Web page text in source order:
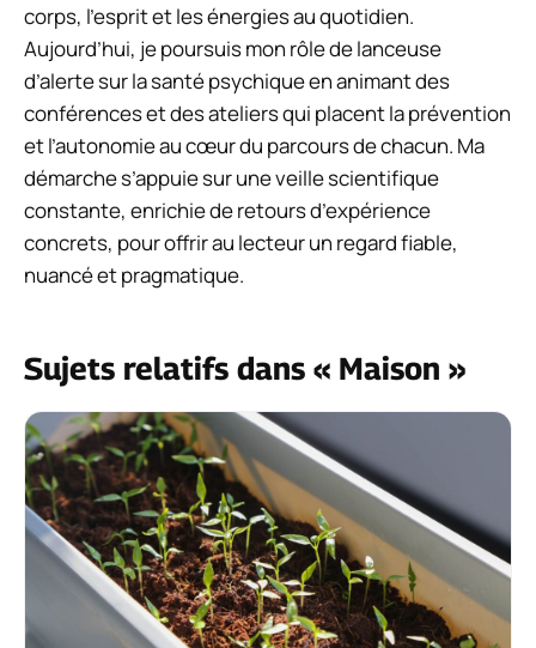
corps, l’esprit et les énergies au quotidien.
Aujourd’hui, je poursuis mon rôle de lanceuse
d’alerte sur la santé psychique en animant des
conférences et des ateliers qui placent la prévention
et l’autonomie au cœur du parcours de chacun. Ma
démarche s’appuie sur une veille scientifique
constante, enrichie de retours d’expérience
concrets, pour offrir au lecteur un regard fiable,
nuancé et pragmatique.
Sujets relatifs dans « Maison »